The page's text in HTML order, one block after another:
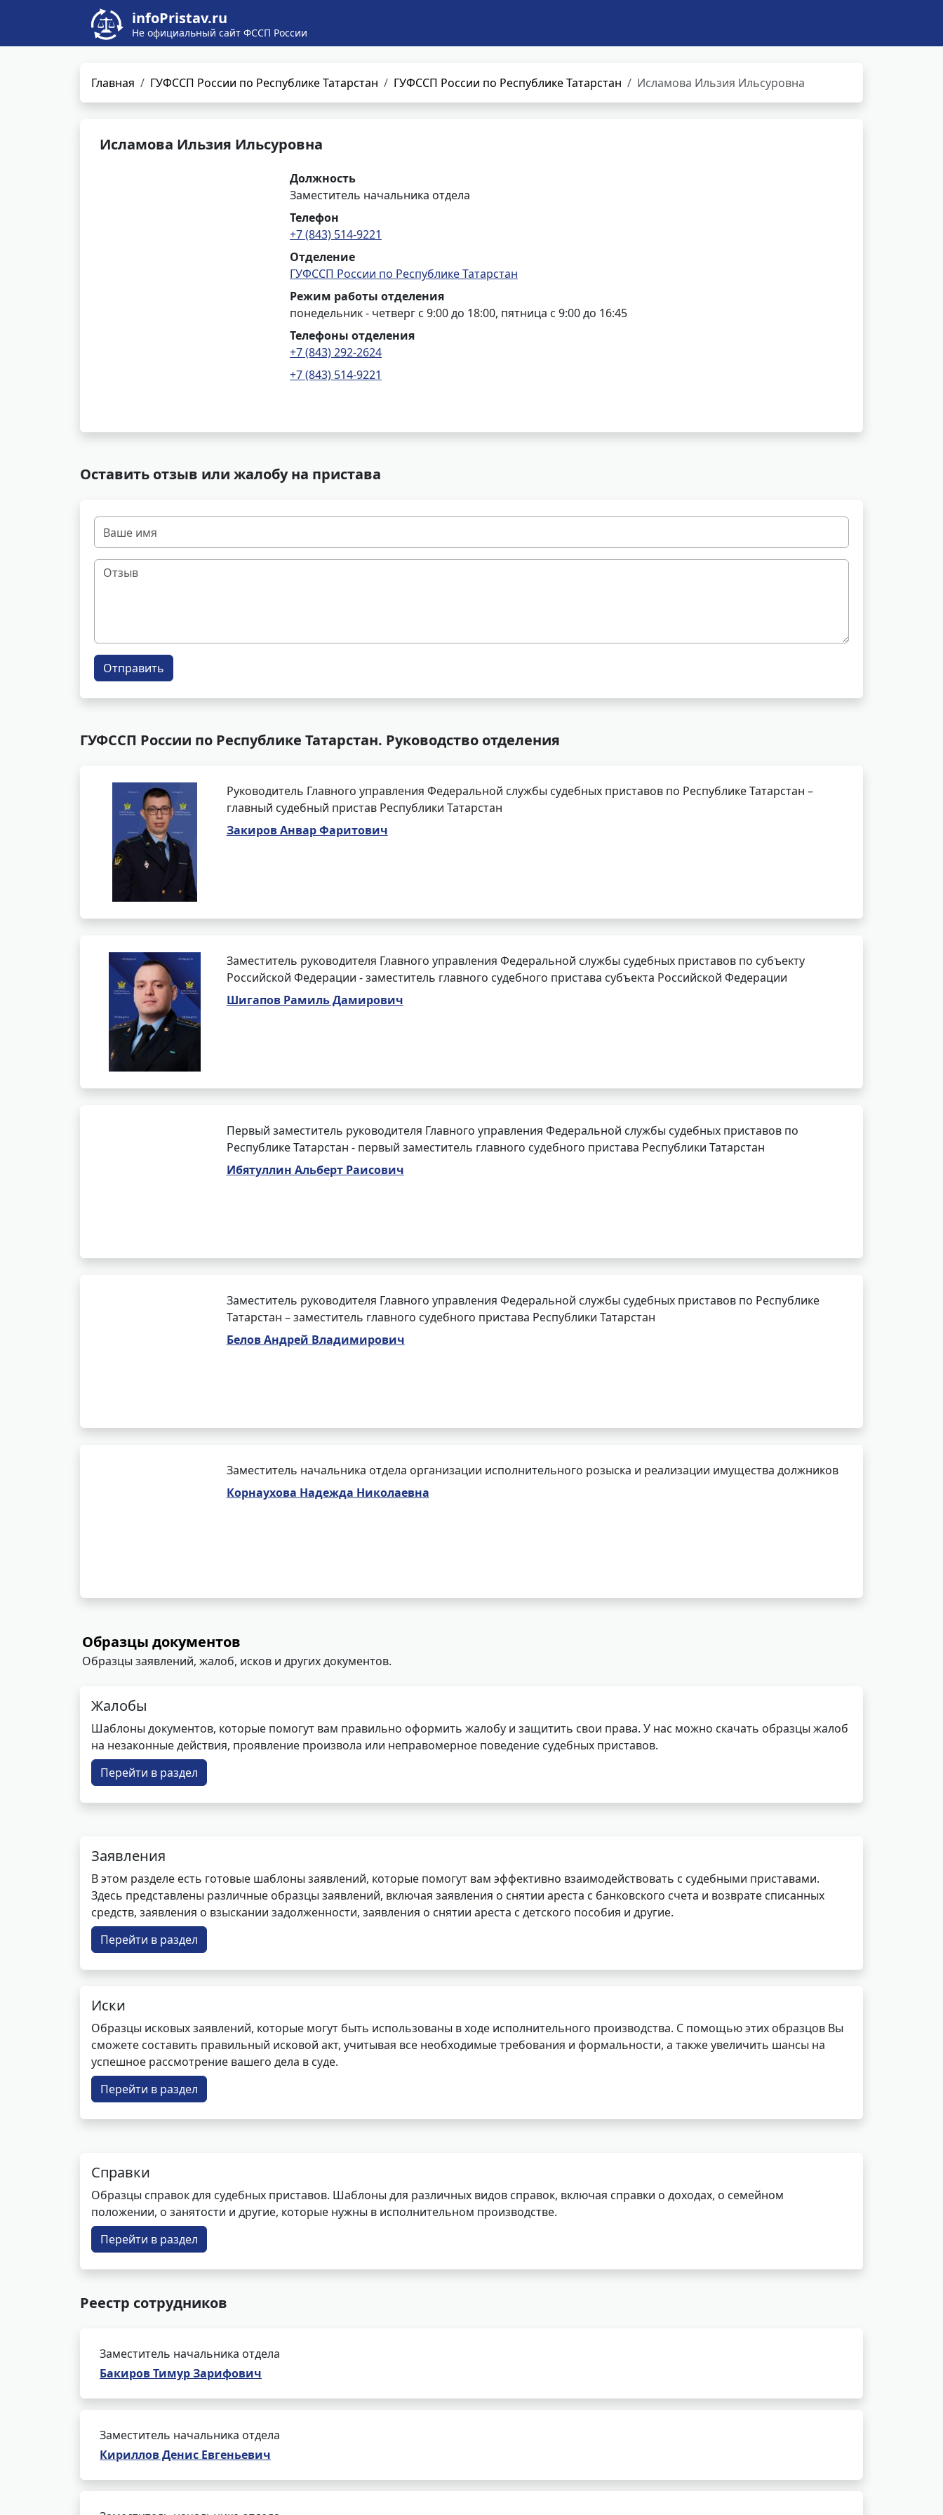
infoPristav.ru
Не официальный сайт ФССП России
Главная ГУФССП России по Республике Татарстан ГУФССП России по Республике Татарстан Исламова Ильзия Ильсуровна
Исламова Ильзия Ильсуровна
Должность
Заместитель начальника отдела
Телефон
+7 (843) 514-9221
Отделение
ГУФССП России по Республике Татарстан
Режим работы отделения
понедельник - четверг с 9:00 до 18:00, пятница с 9:00 до 16:45
Телефоны отделения
+7 (843) 292-2624
+7 (843) 514-9221
Оставить отзыв или жалобу на пристава
Отправить
ГУФССП России по Республике Татарстан. Руководство отделения
Руководитель Главного управления Федеральной службы судебных приставов по Республике Татарстан –
главный судебный пристав Республики Татарстан
Закиров Анвар Фаритович
Заместитель руководителя Главного управления Федеральной службы судебных приставов по субъекту
Российской Федерации - заместитель главного судебного пристава субъекта Российской Федерации
Шигапов Рамиль Дамирович
Первый заместитель руководителя Главного управления Федеральной службы судебных приставов по
Республике Татарстан - первый заместитель главного судебного пристава Республики Татарстан
Ибятуллин Альберт Раисович
Заместитель руководителя Главного управления Федеральной службы судебных приставов по Республике
Татарстан – заместитель главного судебного пристава Республики Татарстан
Белов Андрей Владимирович
Заместитель начальника отдела организации исполнительного розыска и реализации имущества должников
Корнаухова Надежда Николаевна
Образцы документов
Образцы заявлений, жалоб, исков и других документов.
Жалобы
Шаблоны документов, которые помогут вам правильно оформить жалобу и защитить свои права. У нас можно скачать образцы жалоб
на незаконные действия, проявление произвола или неправомерное поведение судебных приставов.
Перейти в раздел
Заявления
В этом разделе есть готовые шаблоны заявлений, которые помогут вам эффективно взаимодействовать с судебными приставами.
Здесь представлены различные образцы заявлений, включая заявления о снятии ареста с банковского счета и возврате списанных
средств, заявления о взыскании задолженности, заявления о снятии ареста с детского пособия и другие.
Перейти в раздел
Иски
Образцы исковых заявлений, которые могут быть использованы в ходе исполнительного производства. С помощью этих образцов Вы
сможете составить правильный исковой акт, учитывая все необходимые требования и формальности, а также увеличить шансы на
успешное рассмотрение вашего дела в суде.
Перейти в раздел
Справки
Образцы справок для судебных приставов. Шаблоны для различных видов справок, включая справки о доходах, о семейном
положении, о занятости и другие, которые нужны в исполнительном производстве.
Перейти в раздел
Реестр сотрудников
Заместитель начальника отдела
Бакиров Тимур Зарифович
Заместитель начальника отдела
Кириллов Денис Евгеньевич